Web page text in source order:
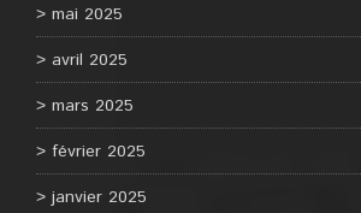
mai 2025
avril 2025
mars 2025
février 2025
janvier 2025